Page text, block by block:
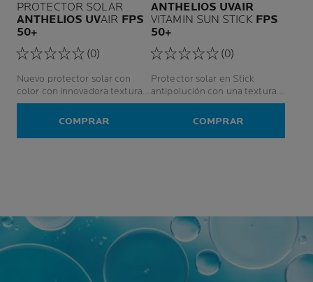
PROTECTOR SOLAR
ANTHELIOS UVAIR FPS
50+
(0)
Nuevo protector solar con
color con innovadora textura
tipo sérum que es tan liviana
como el aire. Ofrece una
se funde perfectamente con
COMPRAR
ANTHELIOS UVAIR
VITAMIN SUN STICK FPS
50+
(0)
Protector solar en Stick
antipolución con una textura
tan ligera como el aire y
protección UVA/UVB muy alta.
COMPRAR